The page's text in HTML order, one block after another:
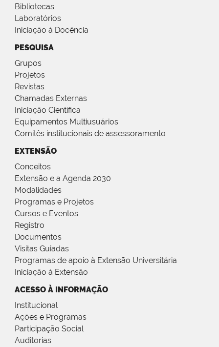
Bibliotecas
Laboratórios
Iniciação à Docência
PESQUISA
Grupos
Projetos
Revistas
Chamadas Externas
Iniciação Científica
Equipamentos Multiusuários
Comitês institucionais de assessoramento
EXTENSÃO
Conceitos
Extensão e a Agenda 2030
Modalidades
Programas e Projetos
Cursos e Eventos
Registro
Documentos
Visitas Guiadas
Programas de apoio à Extensão Universitária
Iniciação à Extensão
ACESSO À INFORMAÇÃO
Institucional
Ações e Programas
Participação Social
Auditorias